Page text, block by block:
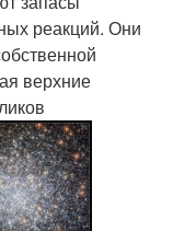
реакций. Они
верхние